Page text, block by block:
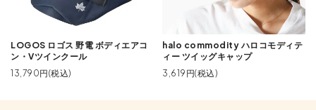
LOGOS ロゴス 野電 ボディエアコ
ン・Vツインクール
13,790円(税込)
halo commodity ハロコモディテ
ィー ツイッグキャップ
3,619円(税込)